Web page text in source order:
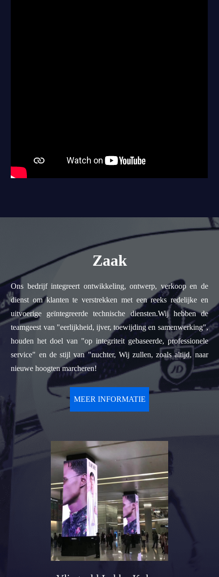
Zaak
Ons bedrijf integreert ontwikkeling, ontwerp, verkoop en de
dienst om klanten te verstrekken met een reeks redelijke en
uitvoerige geïntegreerde technische diensten.Wij hebben de
teamgeest van "eerlijkheid, ijver, toewijding en samenwerking",
houden het doel van "op integriteit gebaseerde, professionele
service" en de stijl van "nuchter, Wij zullen, zoals altijd, naar
nieuwe hoogten marcheren!
MEER INFORMATIE